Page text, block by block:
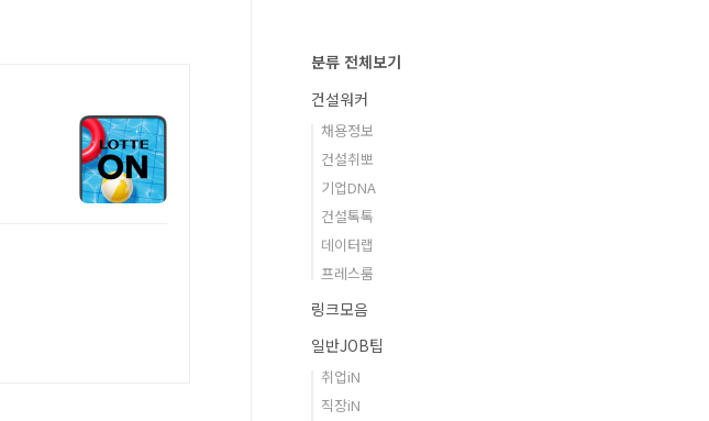
분류 전체보기
건설워커
채용정보
건설취뽀
기업DNA
건설톡톡
데이터랩
프레스룸
링크모음
일반JOB팁
취업iN
직장iN